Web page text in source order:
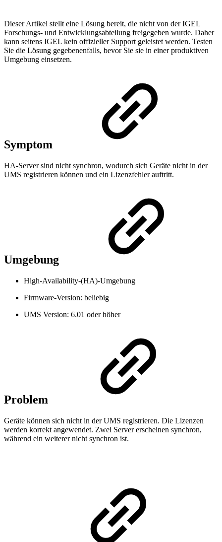
Dieser Artikel stellt eine Lösung bereit, die nicht von der IGEL
Forschungs- und Entwicklungsabteilung freigegeben wurde. Daher
kann seitens IGEL kein offizieller Support geleistet werden. Testen
Sie die Lösung gegebenenfalls, bevor Sie sie in einer produktiven
Umgebung einsetzen.
Symptom
HA-Server sind nicht synchron, wodurch sich Geräte nicht in der
UMS registrieren können und ein Lizenzfehler auftritt.
Umgebung
High-Availability-(HA)-Umgebung
Firmware-Version: beliebig
UMS Version: 6.01 oder höher
Problem
Geräte können sich nicht in der UMS registrieren. Die Lizenzen
werden korrekt angewendet. Zwei Server erscheinen synchron,
während ein weiterer nicht synchron ist.